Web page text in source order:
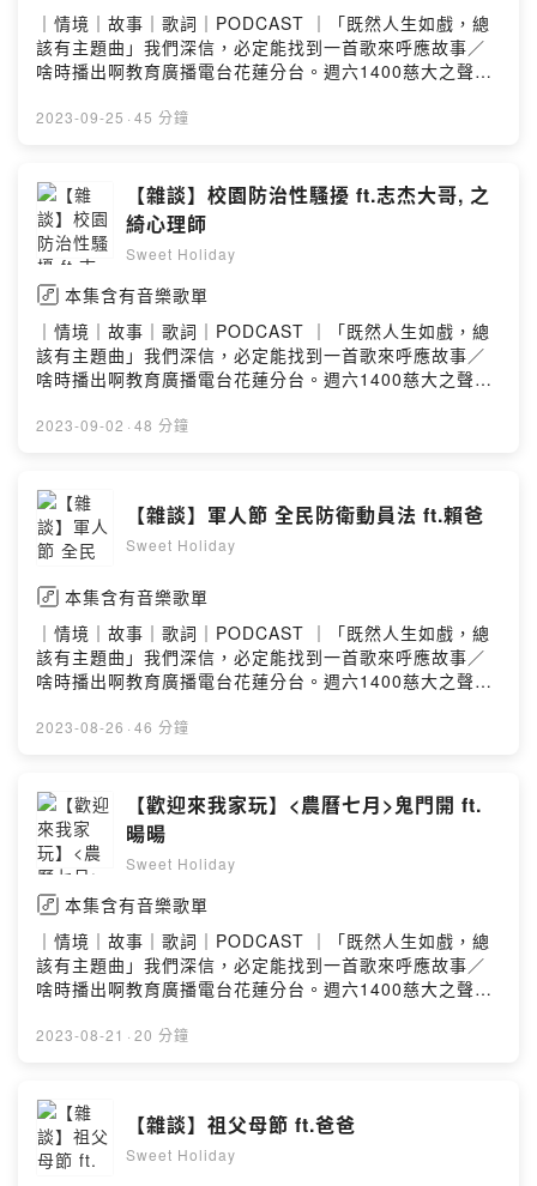
｜情境｜故事｜歌詞｜PODCAST ｜「既然人生如戲，總
該有主題曲」我們深信，必定能找到一首歌來呼應故事／
啥時播出啊教育廣播電台花蓮分台。週六1400慈大之聲。
你們FB.IG 搜尋 Sweet Holiday 2022另外也可以透過
https://open.firstory.me/join/sweet-holidayPowered
by Firstory Hosting
2023-09-25 · 45 分鐘
【雜談】校園防治性騷擾 ft.志杰大哥, 之
綺心理師
Sweet Holiday
本集含有音樂歌單
｜情境｜故事｜歌詞｜PODCAST ｜「既然人生如戲，總
該有主題曲」我們深信，必定能找到一首歌來呼應故事／
啥時播出啊教育廣播電台花蓮分台。週六1400慈大之聲。
你們FB.IG 搜尋 Sweet Holiday 2022另外也可以透過
https://open.firstory.me/join/sweet-holidayPowered
by Firstory Hosting
2023-09-02 · 48 分鐘
【雜談】軍人節 全民防衛動員法 ft.賴爸
Sweet Holiday
本集含有音樂歌單
｜情境｜故事｜歌詞｜PODCAST ｜「既然人生如戲，總
該有主題曲」我們深信，必定能找到一首歌來呼應故事／
啥時播出啊教育廣播電台花蓮分台。週六1400慈大之聲。
你們FB.IG 搜尋 Sweet Holiday 2022另外也可以透過
https://open.firstory.me/join/sweet-holidayPowered
by Firstory Hosting
2023-08-26 · 46 分鐘
【歡迎來我家玩】<農曆七月>鬼門開 ft.
暘暘
Sweet Holiday
本集含有音樂歌單
｜情境｜故事｜歌詞｜PODCAST ｜「既然人生如戲，總
該有主題曲」我們深信，必定能找到一首歌來呼應故事／
啥時播出啊教育廣播電台花蓮分台。週六1400慈大之聲。
你們FB.IG 搜尋 Sweet Holiday 2022另外也可以透過
https://open.firstory.me/join/sweet-holidayPowered
by Firstory Hosting
2023-08-21 · 20 分鐘
【雜談】祖父母節 ft.爸爸
Sweet Holiday